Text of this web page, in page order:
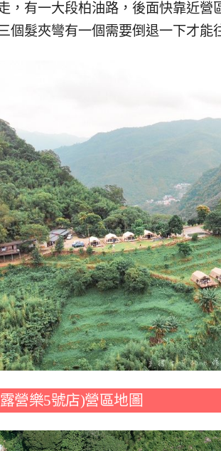
，有一大段柏油路，後面快靠近
個髮夾彎有一個需要倒退一下才能
營樂5號店)營區地圖